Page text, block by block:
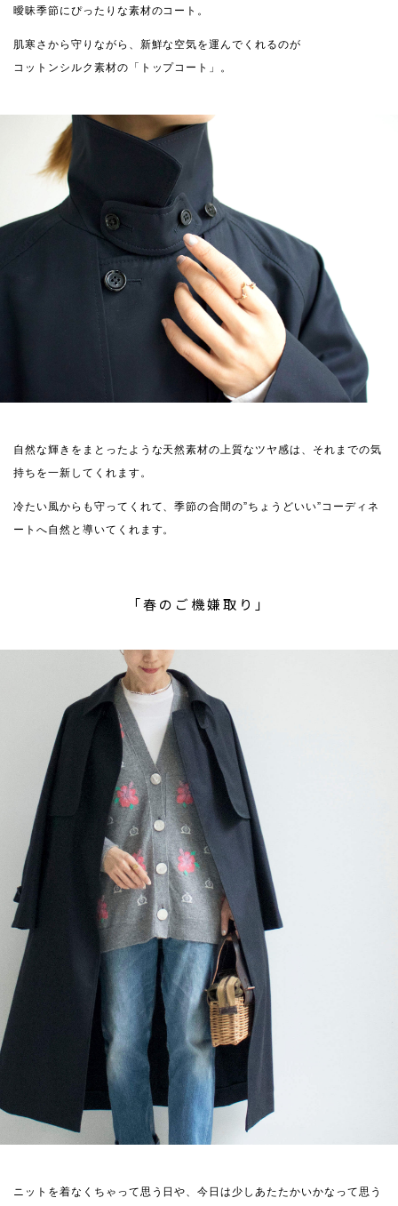
曖昧季節にぴったりな素材のコート。
肌寒さから守りながら、新鮮な空気を運んでくれるのが
コットンシルク素材の「トップコート」。
自然な輝きをまとったような天然素材の上質なツヤ感は、それまでの気
持ちを一新してくれます。
冷たい風からも守ってくれて、季節の合間の”ちょうどいい”コーディネ
ートへ自然と導いてくれます。
「春のご機嫌取り」
ニットを着なくちゃって思う日や、今日は少しあたたかいかなって思う